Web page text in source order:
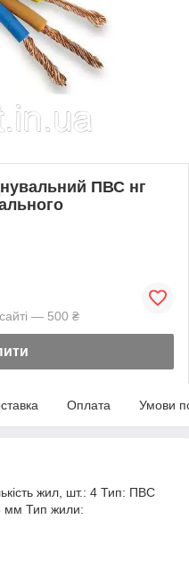
ПВС нг
— 500 ₴
Оплата Умови
жил, шт.: 4 Тип: ПВС
мм Тип жили: